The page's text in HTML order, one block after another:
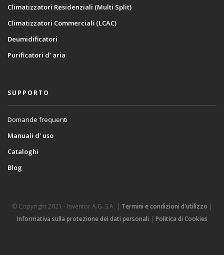
Climatizzatori Residenziali (Multi Split)
Climatizzatori Commerciali (LCAC)
Deumidificatori
Purificatori d' aria
SUPPORTO
Domande frequenti
Manuali d' uso
Cataloghi
Blog
© Copyright 2021 - Inventor A.G. S.A. | Termini e condizioni d'utilizzo |
Informativa sulla protezione dei dati personali | Politica di Cookies